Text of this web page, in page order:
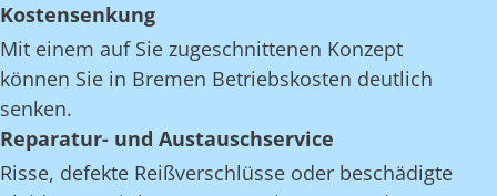
Kostensenkung
Mit einem auf Sie zugeschnittenen Konzept
können Sie in Bremen Betriebskosten deutlich
senken.
Reparatur- und Austauschservice
Risse, defekte Reißverschlüsse oder beschädigte